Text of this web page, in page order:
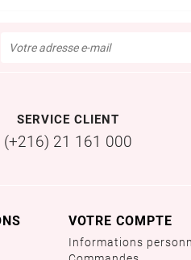
SERVICE CLIENT
(+216) 21 161 000
VOTRE COMPTE
Informations